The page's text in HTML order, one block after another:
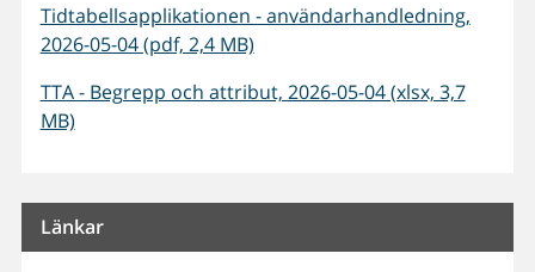
Tidtabellsapplikationen - användarhandledning,
2026-05-04 (pdf, 2,4 MB)
TTA - Begrepp och attribut, 2026-05-04 (xlsx, 3,7
MB)
Länkar